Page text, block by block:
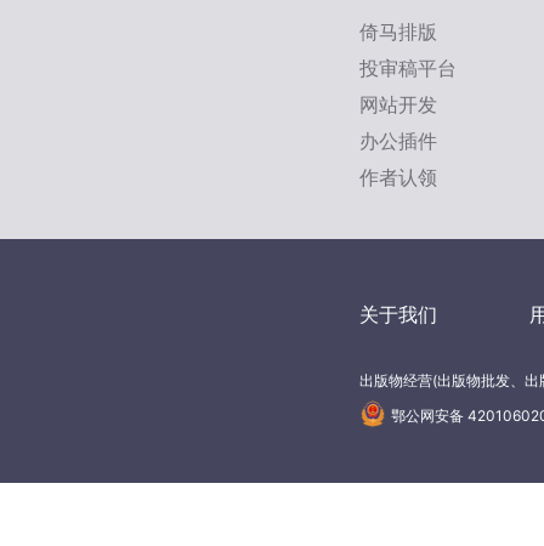
倚马排版
投审稿平台
网站开发
办公插件
作者认领
关于我们
出版物经营(出版物批发、
鄂公网安备